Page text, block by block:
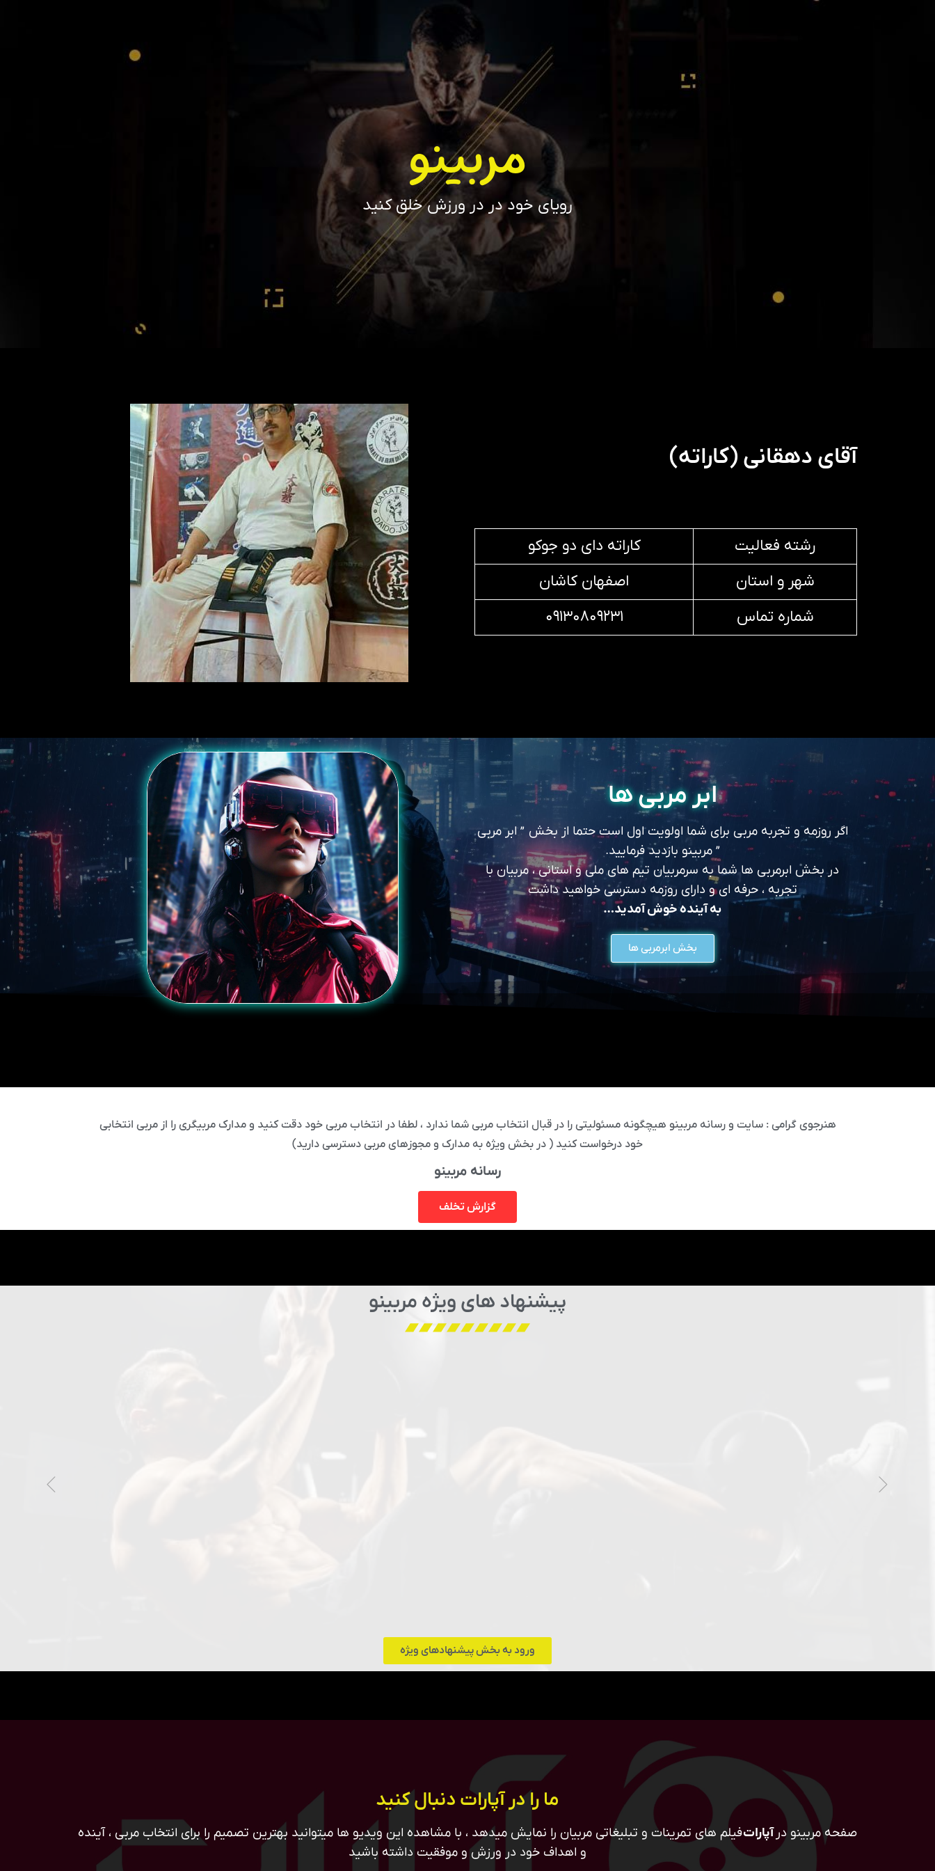
مربینو
رویای خود در در ورزش خلق کنید
آقای دهقانی (کاراته)
رشته فعالیت
کاراته دای دو جوکو
شهر و استان
اصفهان کاشان
شماره تماس
۰۹۱۳۰۸۰۹۲۳۱
ابر مربی ها
اگر روزمه و تجربه مربی برای شما اولویت اول است حتما از بخش ” ابر مربی
” مربینو بازدید فرمایید.
در بخش ابرمربی ها شما به سرمربیان تیم های ملی و استانی ، مربیان با
تجربه ، حرفه ای و دارای روزمه دسترسی خواهید داشت
به آینده خوش آمدید…
بخش ابرمربی ها
هنرجوی گرامی : سایت و رسانه مربینو هیچگونه مسئولیتی را در قبال انتخاب مربی شما ندارد ، لطفا در انتخاب مربی خود دقت کنید و مدارک مربیگری را از مربی انتخابی
خود درخواست کنید ( در بخش ویژه به مدارک و مجوزهای مربی دسترسی دارید)
رسانه مربینو
گزارش تخلف
پیشنهاد های ویژه مربینو
ورود به بخش پیشنهادهای ویژه
ما را در آپارات دنبال کنید
صفحه مربینو در آپاراتفیلم های تمرینات و تبلیغاتی مربیان را نمایش میدهد ، با مشاهده این ویدیو ها میتوانید بهترین تصمیم را برای انتخاب مربی ، آینده
و اهداف خود در ورزش و موفقیت داشته باشید